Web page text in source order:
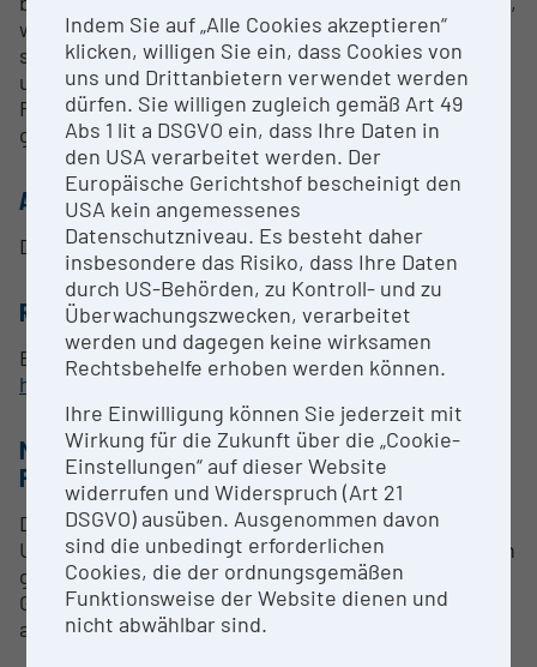
wie z.B. Genome, Transcriptome, single cell
sequencing Daten und Imaging Daten, spezialisiert
und bietet ihre Expertise zur Unterstützung von
Forschungsvorhaben im
gesundheitswissenschaftlichen Bereich an.
ANSPRECHPERSON
Dietmar Rieder
RESEARCH SERVICES
Bioinformatische Datenanalyse, siehe:
https://bicf.i-med.ac.at
METHODEN & EXPERTISE ZUR
FORSCHUNGSINFRASTRUKTUR
Die Bioinformatics Core Facility bietet
Unterstützung bei der Analyse und Speicherung von
großen Datenmengen, welche in den Bereichen
Gesundheitswissenschaften und Life Sciences
anfallen.
Indem Sie auf „Alle Cookies akzeptieren“
klicken, willigen Sie ein, dass Cookies von
uns und Drittanbietern verwendet werden
dürfen. Sie willigen zugleich gemäß Art 49
Abs 1 lit a DSGVO ein, dass Ihre Daten in
den USA verarbeitet werden. Der
Europäische Gerichtshof bescheinigt den
USA kein angemessenes
Datenschutzniveau. Es besteht daher
insbesondere das Risiko, dass Ihre Daten
durch US-Behörden, zu Kontroll- und zu
Überwachungszwecken, verarbeitet
werden und dagegen keine wirksamen
Rechtsbehelfe erhoben werden können.
Ihre Einwilligung können Sie jederzeit mit
Wirkung für die Zukunft über die „Cookie-
Einstellungen“ auf dieser Website
widerrufen und Widerspruch (Art 21
DSGVO) ausüben. Ausgenommen davon
sind die unbedingt erforderlichen
Cookies, die der ordnungsgemäßen
Funktionsweise der Website dienen und
nicht abwählbar sind.